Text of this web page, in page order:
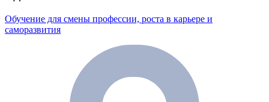
Обучение для смены профессии, роста в карьере и
саморазвития